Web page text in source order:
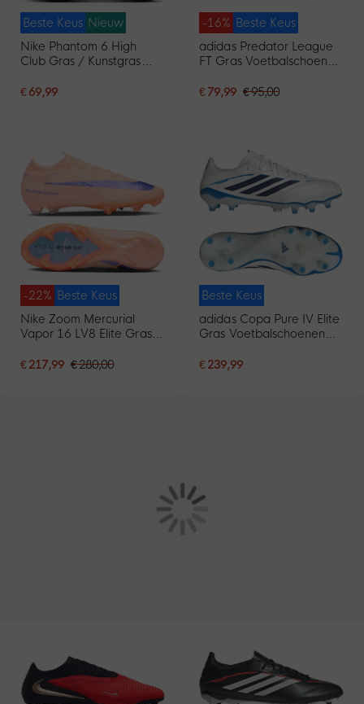
Beste Keus Nieuw
Nike Phantom 6 High
Club Gras / Kunstgras
Zwart Felrood Goud
€ 69,99
Beste Keus
-16%
adidas Predator League
FT Gras Voetbalschoenen
€ 79,99 € 95,00
Beste Keus
-22%
Nike Zoom Mercurial
Vapor 16 LV8 Elite Gras
Zalmroze Donkerblauw
€ 217,99 € 280,00
Beste Keus
adidas Copa Pure IV Elite
Gras Voetbalschoenen
Donkerblauw
€ 239,99